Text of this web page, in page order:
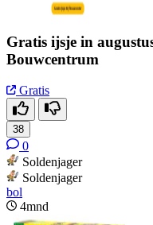
Gratis ijsje in
Bouwcentrum
Gratis
38
0
Soldenjager
Soldenjager
bol
4mnd